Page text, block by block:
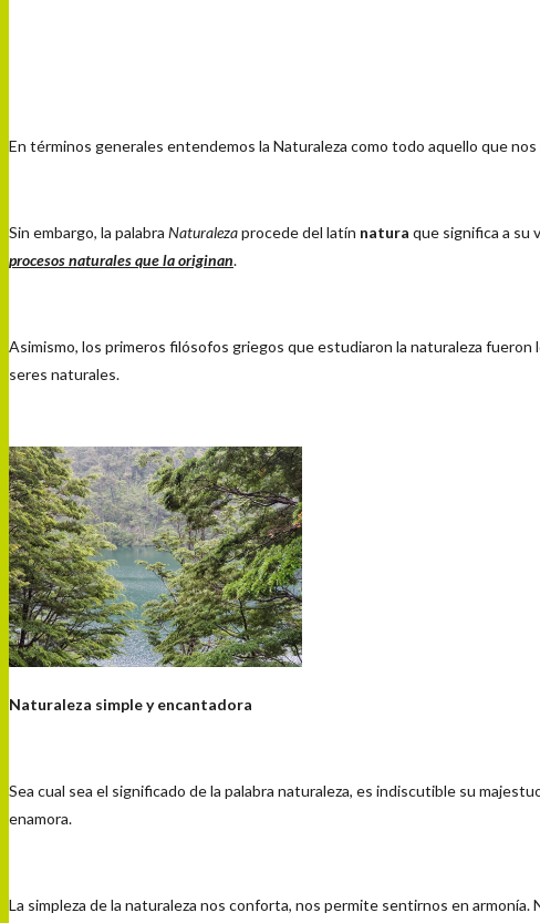
En términos generales entendemos la Naturaleza como todo aquello que
Sin embargo, la palabra Naturalezaprocede del latín natura que significa a su
procesos naturales que la originan.
Asimismo, los primeros filósofos griegos que estudiaron la naturaleza fueron
seres naturales.
Naturaleza simple y encantadora
Sea cual sea el significado de la palabra naturaleza, es indiscutible su
enamora.
La simpleza de la naturaleza nos conforta, nos permite sentirnos en